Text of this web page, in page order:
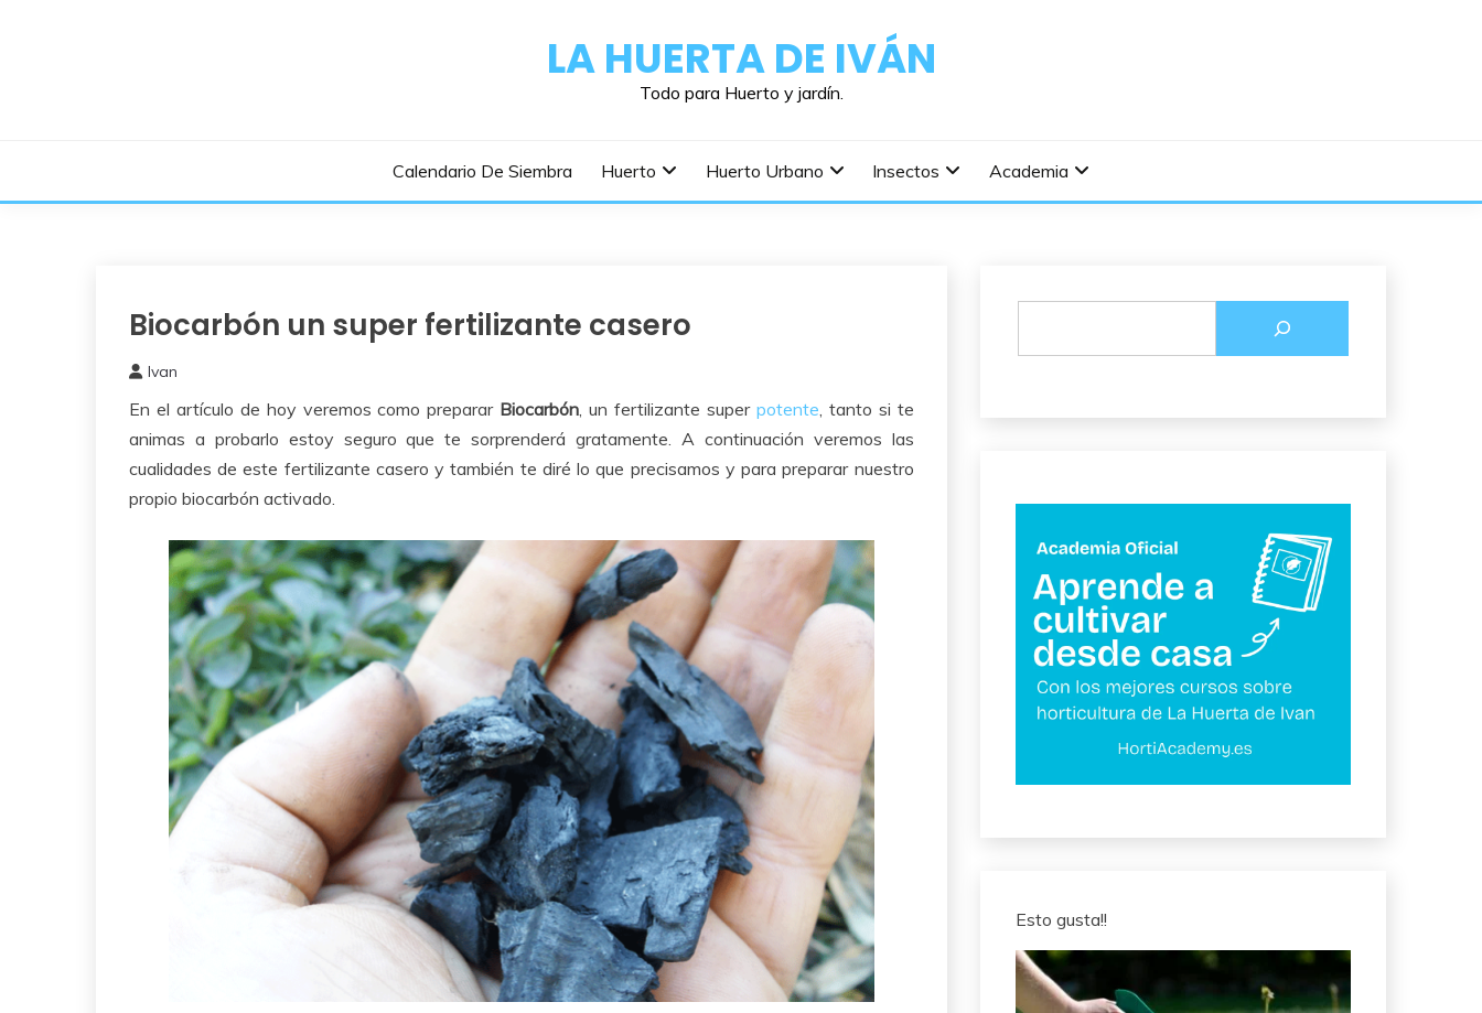
LA HUERTA DE IVÁN
Todo para Huerto y jardín.
Calendario De Siembra Huerto Huerto Urbano Insectos Academia
Abonos y
Biocarbón un super fertilizante casero
febrero,
2022
Ivan
En el artículo de hoy veremos como preparar Biocarbón, un fertilizante super potente, tanto si te
animas a probarlo estoy seguro que te sorprenderá gratamente. A continuación veremos las
cualidades de este fertilizante casero y también te diré lo que precisamos y para preparar nuestro
propio biocarbón activado.
Esto gusta!!